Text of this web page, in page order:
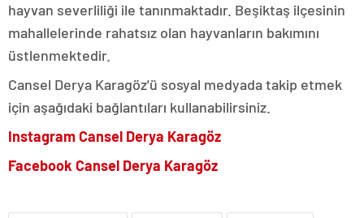
hayvan severliliği ile tanınmaktadır. Beşiktaş ilçesinin
mahallelerinde rahatsız olan hayvanların bakımını
üstlenmektedir.
Cansel Derya Karagöz'ü sosyal medyada takip etmek
için aşağıdaki bağlantıları kullanabilirsiniz.
Instagram Cansel Derya Karagöz
Facebook Cansel Derya Karagöz